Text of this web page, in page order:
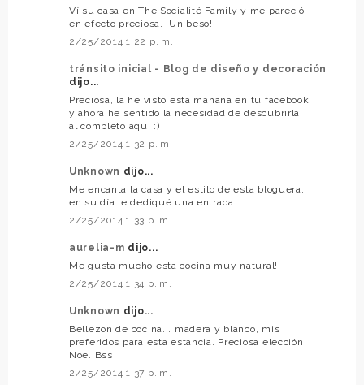
Ví su casa en The Socialité Family y me pareció
en efecto preciosa. ¡Un beso!
2/25/2014 1:22 p. m.
tránsito inicial - Blog de diseño y decoración
dijo...
Preciosa, la he visto esta mañana en tu facebook
y ahora he sentido la necesidad de descubrirla
al completo aquí :)
2/25/2014 1:32 p. m.
Unknown dijo...
Me encanta la casa y el estilo de esta bloguera,
en su día le dediqué una entrada.
2/25/2014 1:33 p. m.
aurelia-m dijo...
Me gusta mucho esta cocina muy natural!!
2/25/2014 1:34 p. m.
Unknown dijo...
Bellezon de cocina... madera y blanco, mis
preferidos para esta estancia. Preciosa elección
Noe. Bss
2/25/2014 1:37 p. m.